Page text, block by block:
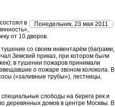
Понедельник, 23 мая 2011
в
от 10 дворов.
со своим инвентарём (баграми,
Земский приказ, при котором были
в тушении пожаров принимали
о пожаре звоном колокола. В
(«заливные трубы»), лестницы,
слободы на берега рек и
деревянных домов в центре Москвы. В